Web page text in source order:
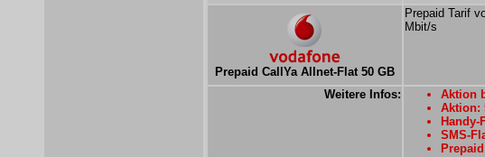
Prepaid CallYa Allnet-Flat 50 GB
Prepaid Tarif
Mbit/s
Weitere Infos:
Aktion
Aktion:
Handy-
SMS-